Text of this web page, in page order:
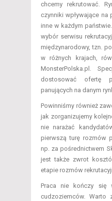
chcemy rekrutować.
czynniki wpływające
inne w każdym
wybór serwisu
międzynarodowy, tzn.
w różnych krajach,
MonsterPolska.pl.
dostosować ofertę
panujących na danym
Powinniśmy również
jak zorganizujemy
nie narażać
pierwszą turę rozmów
np. za pośrednictwem
jest także zwrot
etapie rozmów
Praca nie kończy się
cudzoziemców.